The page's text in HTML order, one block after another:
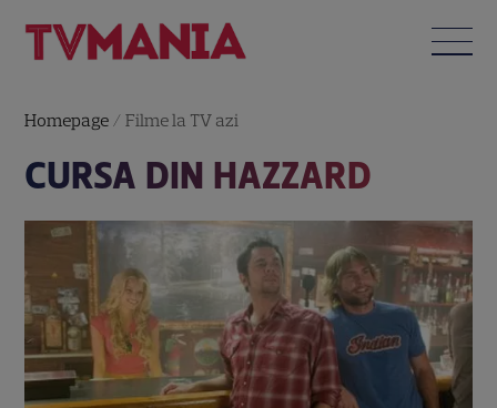
Homepage /Filme la TV azi
CURSA DIN HAZZARD